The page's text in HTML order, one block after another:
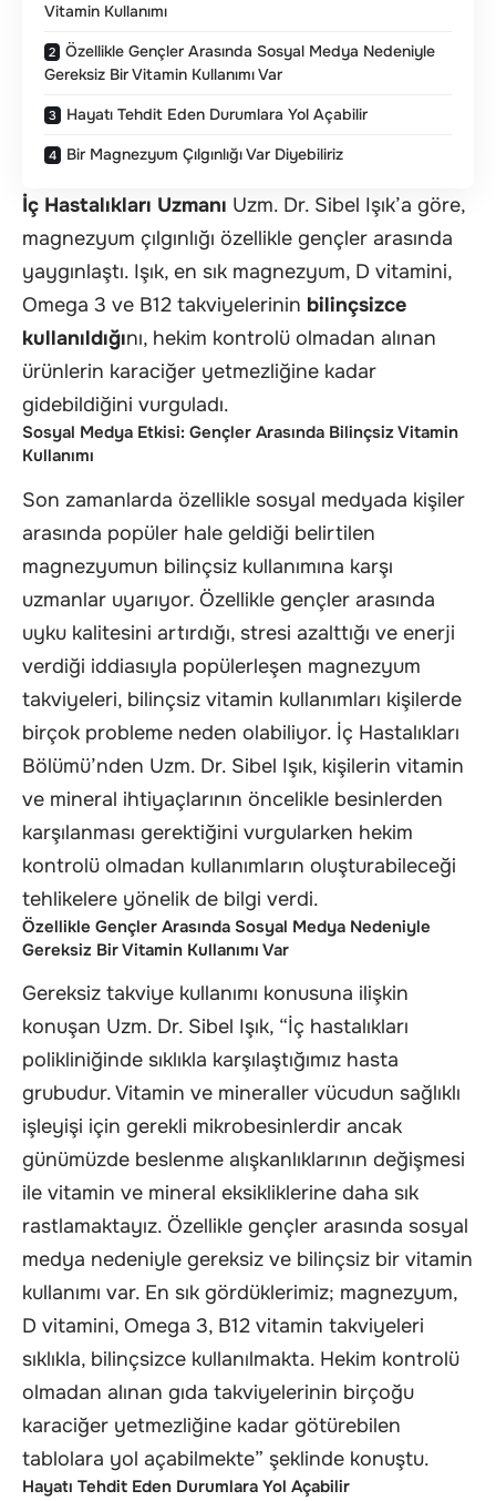
Vitamin Kullanımı
Özellikle Gençler Arasında Sosyal Medya Nedeniyle
Gereksiz Bir Vitamin Kullanımı Var
Hayatı Tehdit Eden Durumlara Yol Açabilir
Bir Magnezyum Çılgınlığı Var Diyebiliriz
İç Hastalıkları Uzmanı Uzm. Dr. Sibel Işık’a göre,
magnezyum çılgınlığı özellikle gençler arasında
yaygınlaştı. Işık, en sık magnezyum, D vitamini,
Omega 3 ve B12 takviyelerinin bilinçsizce
kullanıldığını, hekim kontrolü olmadan alınan
ürünlerin karaciğer yetmezliğine kadar
gidebildiğini vurguladı.
Sosyal Medya Etkisi: Gençler Arasında Bilinçsiz Vitamin
Kullanımı
Son zamanlarda özellikle sosyal medyada kişiler
arasında popüler hale geldiği belirtilen
magnezyumun bilinçsiz kullanımına karşı
uzmanlar uyarıyor. Özellikle gençler arasında
uyku kalitesini artırdığı, stresi azalttığı ve enerji
verdiği iddiasıyla popülerleşen magnezyum
takviyeleri, bilinçsiz vitamin kullanımları kişilerde
birçok probleme neden olabiliyor. İç Hastalıkları
Bölümü’nden Uzm. Dr. Sibel Işık, kişilerin vitamin
ve mineral ihtiyaçlarının öncelikle besinlerden
karşılanması gerektiğini vurgularken hekim
kontrolü olmadan kullanımların oluşturabileceği
tehlikelere yönelik de bilgi verdi.
Özellikle Gençler Arasında Sosyal Medya Nedeniyle
Gereksiz Bir Vitamin Kullanımı Var
Gereksiz takviye kullanımı konusuna ilişkin
konuşan Uzm. Dr. Sibel Işık, “İç hastalıkları
polikliniğinde sıklıkla karşılaştığımız hasta
grubudur. Vitamin ve mineraller vücudun sağlıklı
işleyişi için gerekli mikrobesinlerdir ancak
günümüzde beslenme alışkanlıklarının değişmesi
ile vitamin ve mineral eksikliklerine daha sık
rastlamaktayız. Özellikle gençler arasında sosyal
medya nedeniyle gereksiz ve bilinçsiz bir vitamin
kullanımı var. En sık gördüklerimiz; magnezyum,
D vitamini, Omega 3, B12 vitamin takviyeleri
sıklıkla, bilinçsizce kullanılmakta. Hekim kontrolü
olmadan alınan gıda takviyelerinin birçoğu
karaciğer yetmezliğine kadar götürebilen
tablolara yol açabilmekte” şeklinde konuştu.
Hayatı Tehdit Eden Durumlara Yol Açabilir